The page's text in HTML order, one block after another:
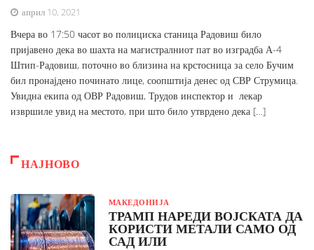
април 10, 2021
Вчера во 17:50 часот во полициска станица Радовиш било
пријавено дека во шахта на магистралниот пат во изградба А-4
Штип-Радовиш, поточно во близина на крстосница за село Бучим
бил пронајдено починато лице, соопштија денес од СВР Струмица.
Увидна екипа од ОВР Радовиш, Трудов инспектор и лекар
извршиле увид на местото, при што било утврдено дека […]
НАЈНОВО
МАКЕДОНИЈА
ТРАМП НАРЕДИ ВОЈСКАТА ДА
КОРИСТИ МЕТАЛИ САМО ОД
САД ИЛИ